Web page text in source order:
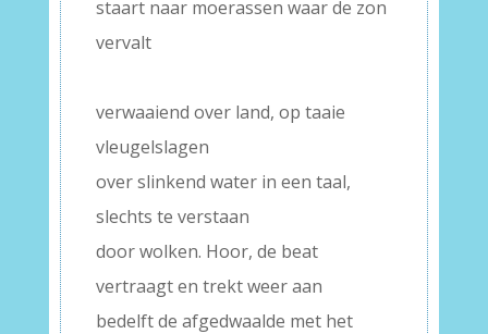
staart naar moerassen waar de zon
vervalt
verwaaiend over land, op taaie
vleugelslagen
over slinkend water in een taal,
slechts te verstaan
door wolken. Hoor, de beat
vertraagt en trekt weer aan
bedelft de afgedwaalde met het